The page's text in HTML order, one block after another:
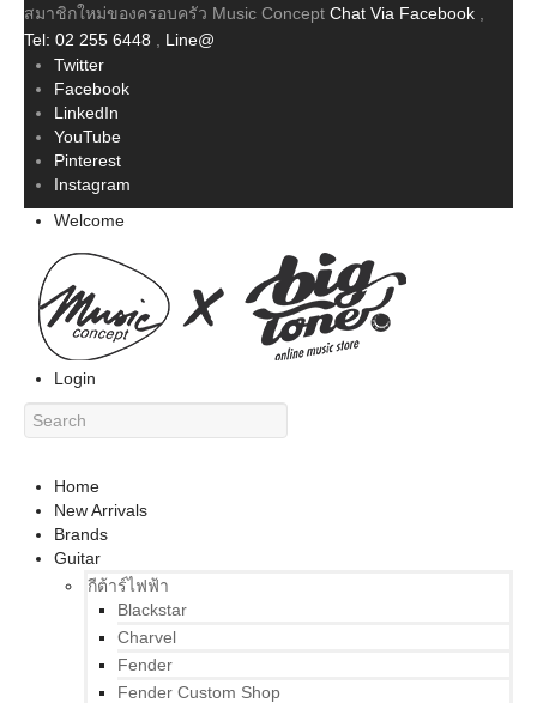
สมาชิกใหม่ของครอบครัว Music Concept Chat Via Facebook
Tel: 02 255 6448
Line@
Twitter
Facebook
LinkedIn
YouTube
Pinterest
Instagram
Welcome
Login
Home
New Arrivals
Brands
Guitar
กีต้าร์ไฟฟ้า
Blackstar
Charvel
Fender
Fender Custom Shop